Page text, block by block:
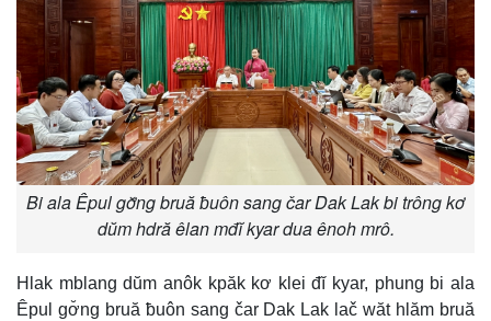
Bi ala Êpul gơ̆ng bruă ƀuôn sang čar Dak Lak bi trông kơ
dŭm hdră êlan mđĭ kyar dua ênoh mrô.
Hlak mblang dŭm anôk kpăk kơ klei đĭ kyar, phung bi ala
Êpul gơ̆ng bruă ƀuôn sang čar Dak Lak lač wăt hlăm bruă